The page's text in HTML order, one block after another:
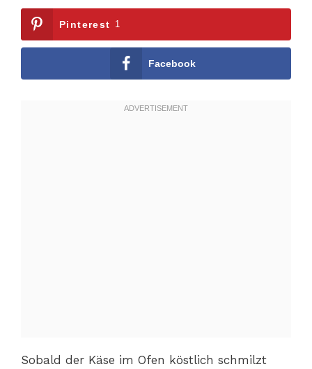
Pinterest 1
Facebook
Sobald der Käse im Ofen köstlich schmilzt